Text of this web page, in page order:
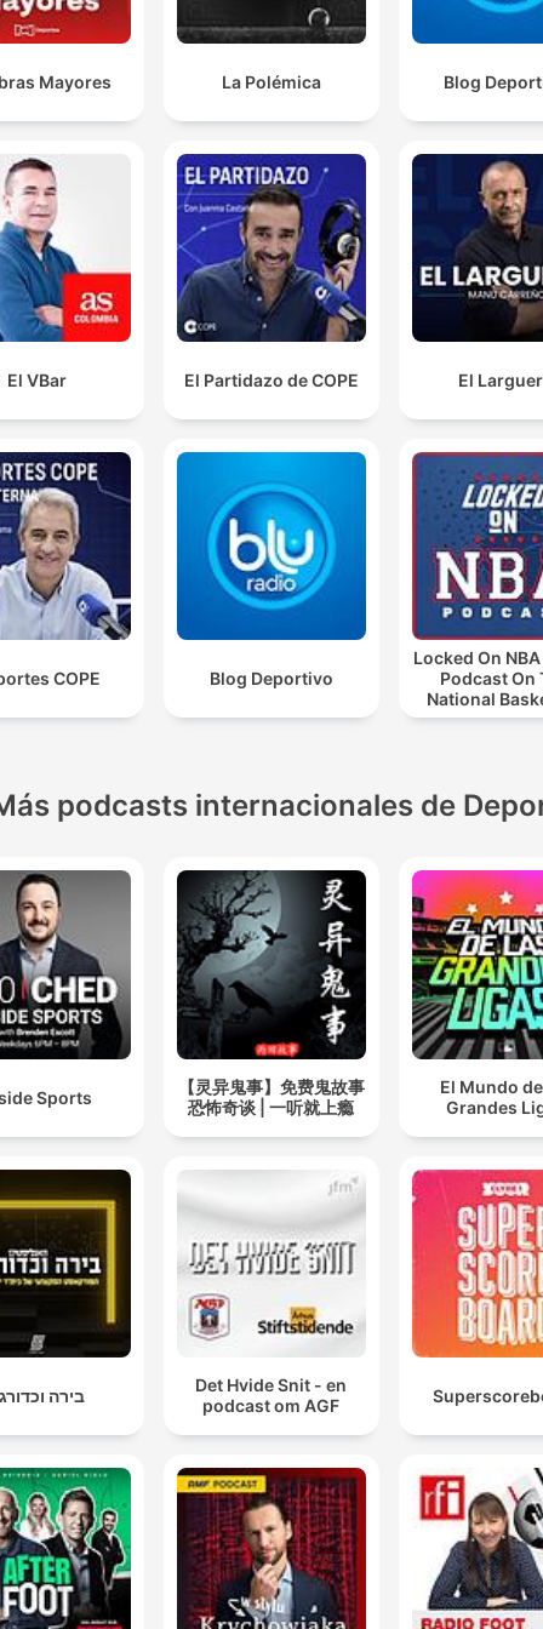
Mayores La Polémica Blog
El VBar El Partidazo de COPE El
COPE Blog Deportivo
Locked On
Podcast On
National
podcasts internacionales de
Sports
【灵异鬼事】免费鬼故事
恐怖奇谈 | 一听就上瘾
El Mundo
Grandes
בירה
Det Hvide Snit - en
podcast om AGF